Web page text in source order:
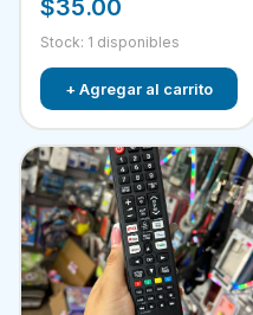
$35.00
Stock: 1 disponibles
+ Agregar al carrito